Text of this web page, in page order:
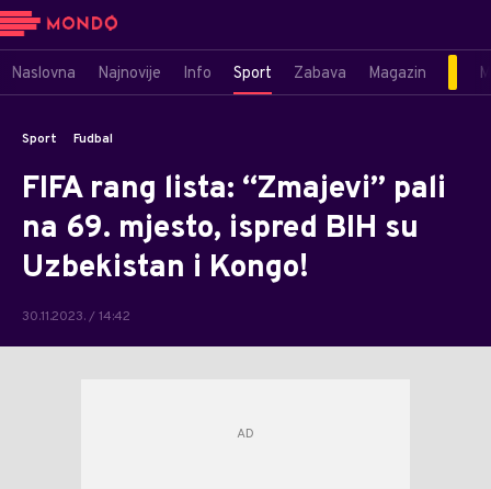
Naslovna Najnovije Info Sport Zabava Magazin
Sport Fudbal
FIFA rang lista: “Zmajevi” pali
na 69. mjesto, ispred BIH su
Uzbekistan i Kongo!
30.11.2023. / 14:42